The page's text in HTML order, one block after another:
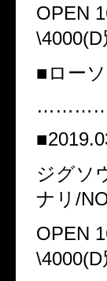
OPEN
\4000(D
■ロー
ジグソ
ナリ/
OPEN
\4000(D